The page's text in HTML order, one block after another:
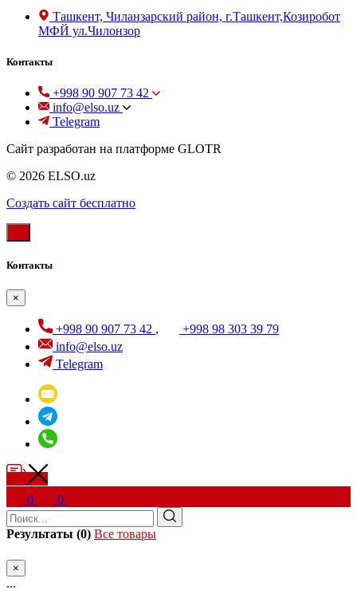
Ташкент, Чиланзарский район, г.Ташкент,Козиробот
МФЙ ул.Чилонзор
Контакты
+998 90 907 73 42
info@elso.uz
Telegram
Сайт разработан на платформе GLOTR
© 2026 ELSO.uz
Создать cайт бесплатно
Контакты
×
+998 90 907 73 42 ,
+998 98 303 39 79
info@elso.uz
Telegram
0 0
Результаты (0) Все товары
×
...